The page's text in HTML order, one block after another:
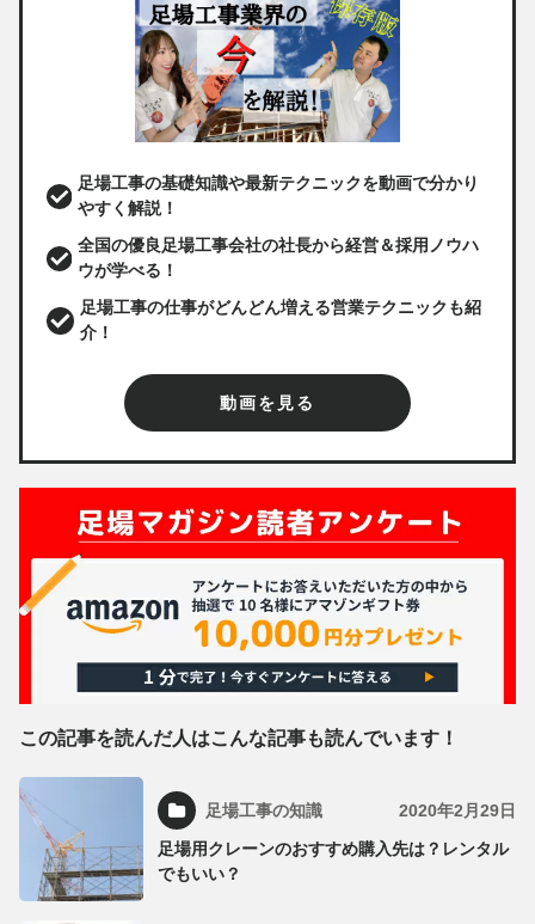
足場工事の基礎知識や最新テクニックを動画で分かり
やすく解説！
全国の優良足場工事会社の社長から経営＆採用ノウハ
ウが学べる！
足場工事の仕事がどんどん増える営業テクニックも紹
介！
動画を見る
この記事を読んだ人はこんな記事も読んでいます！
足場工事の知識 2020年2月29日
足場用クレーンのおすすめ購入先は？レンタル
でもいい？